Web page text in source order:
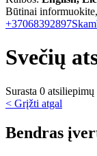
Būtinai
+37068392897
Svečių
Surasta 0 atsiliepimų
< Grįžti atgal
Bendras